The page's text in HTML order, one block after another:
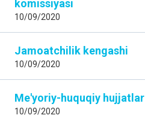
komissiyasi
10/09/2020
Jamoatchilik kengashi
10/09/2020
Me'yoriy-huquqiy hujjatlar
10/09/2020